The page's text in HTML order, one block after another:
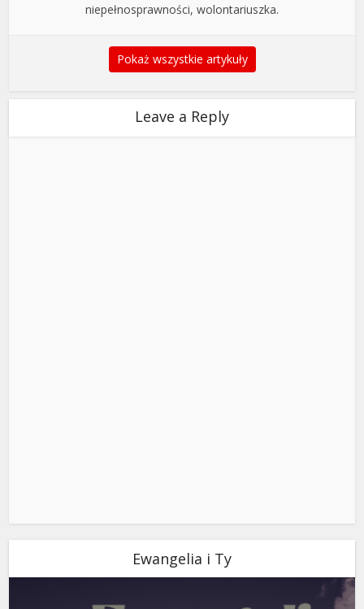
niepełnosprawności, wolontariuszka.
Pokaż wszystkie artykuły
Leave a Reply
Ewangelia i Ty